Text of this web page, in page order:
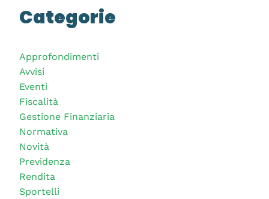
Categorie
Approfondimenti
Avvisi
Eventi
Fiscalità
Gestione Finanziaria
Normativa
Novità
Previdenza
Rendita
Sportelli